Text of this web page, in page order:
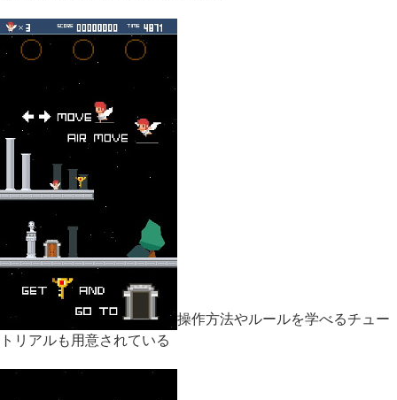
操作方法やルールを学べるチュー
トリアルも用意されている